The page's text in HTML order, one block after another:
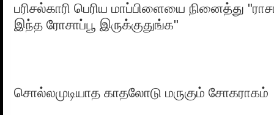
பரிசல்காரி பெரிய மாப்பிளையை நினைத்து
இந்த ரோசாப்பூ இருக்குதுங்க"
சொல்லமுடியாத காதலோடு மருகும் சோகராகம்